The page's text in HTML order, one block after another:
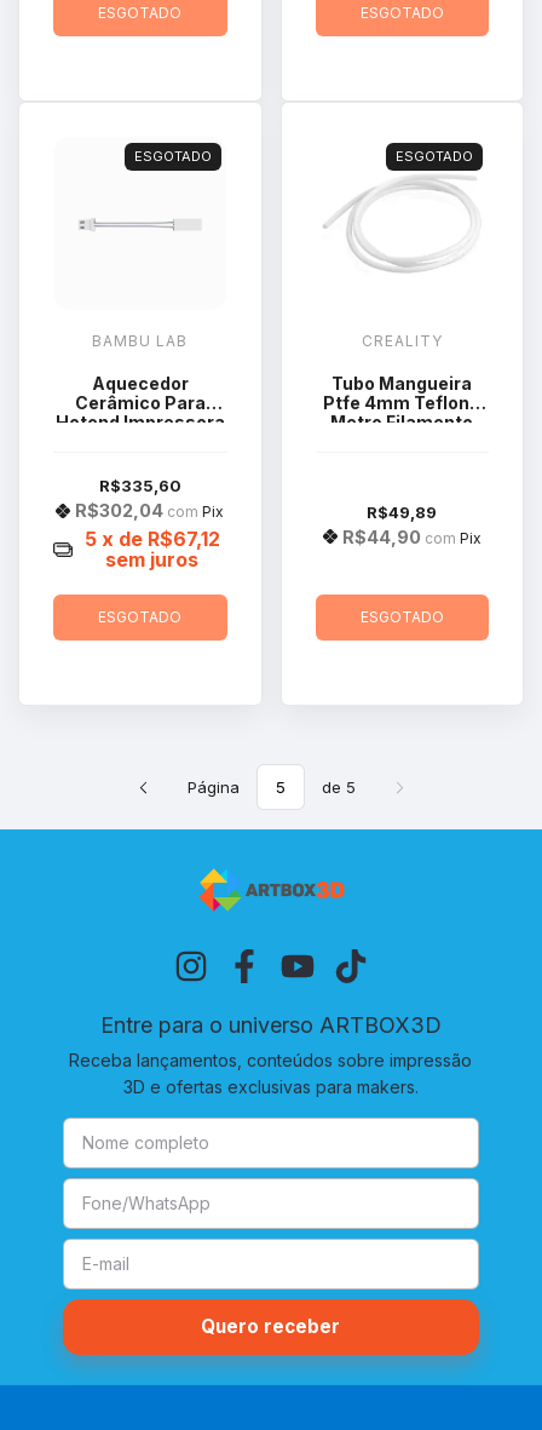
ESGOTADO ESGOTADO
ESGOTADO
BAMBU LAB
Aquecedor
Cerâmico Para
Hotend Impressora
R$335,60
R$302,04 com Pix
5 x de R$67,12
sem juros
ESGOTADO
ESGOTADO
CREALITY
Tubo Mangueira
Ptfe 4mm Teflon 1
Metro Filamento
R$49,89
R$44,90 com Pix
ESGOTADO
Página de 5
Entre para o universo ARTBOX3D
Receba lançamentos, conteúdos sobre impressão
3D e ofertas exclusivas para makers.